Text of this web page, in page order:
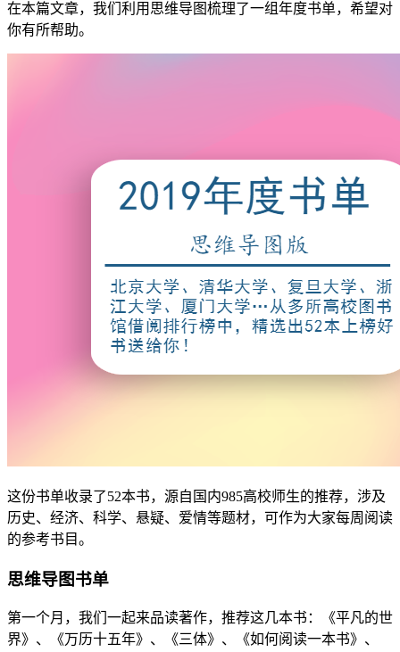
在本篇文章，我们利用思维导图梳理了一组年度书单，希望对
你有所帮助。
这份书单收录了52本书，源自国内985高校师生的推荐，涉及
历史、经济、科学、悬疑、爱情等题材，可作为大家每周阅读
的参考书目。
思维导图书单
第一个月，我们一起来品读著作，推荐这几本书：《平凡的世
界》、《万历十五年》、《三体》、《如何阅读一本书》、